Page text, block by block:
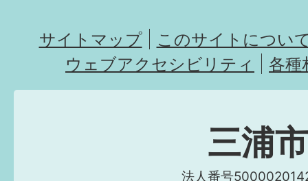
サイトマップ
このサイトについ
ウェブアクセシビリティ
各種
三浦市
法人番号